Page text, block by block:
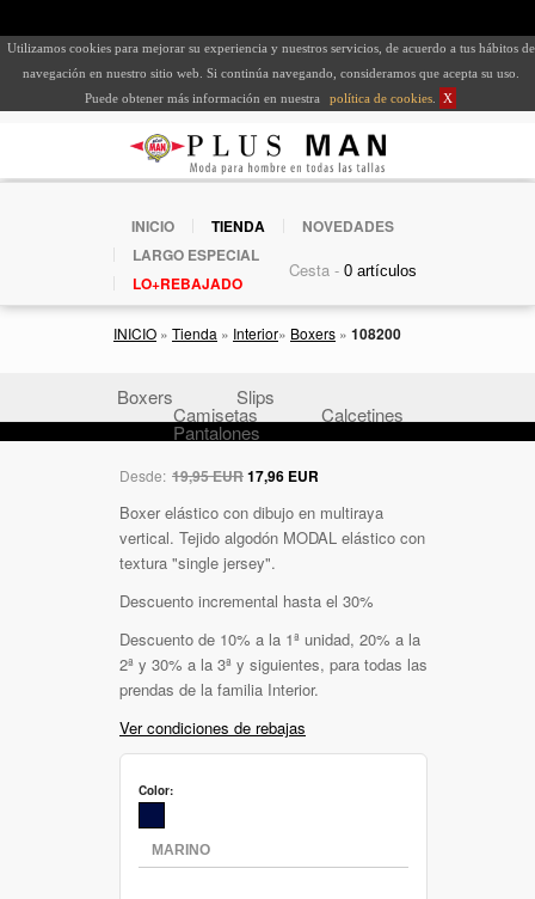
Utilizamos cookies para mejorar su experiencia y nuestros servicios, de acuerdo a tus hábitos de
navegación en nuestro sitio web. Si continúa navegando, consideramos que acepta su uso.
Puede obtener más información en nuestra
política de cookies X
INICIO TIENDA
NOVEDADES
LARGO ESPECIAL
LO+REBAJADO
Cesta -
INICIO » Tienda » Interior» Boxers » 108200
Boxers Slips
Camisetas Calcetines
Pantalones
Desde: 19,95 EUR17,96 EUR
Boxer elástico con dibujo en multiraya
vertical. Tejido algodón MODAL elástico con
textura "single jersey".
Descuento incremental hasta el 30%
Descuento de 10% a la 1ª unidad, 20% a la
2ª y 30% a la 3ª y siguientes, para todas las
prendas de la familia Interior.
Ver condiciones de rebajas
Color: